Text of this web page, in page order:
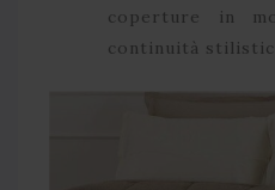
coperture in
continuità